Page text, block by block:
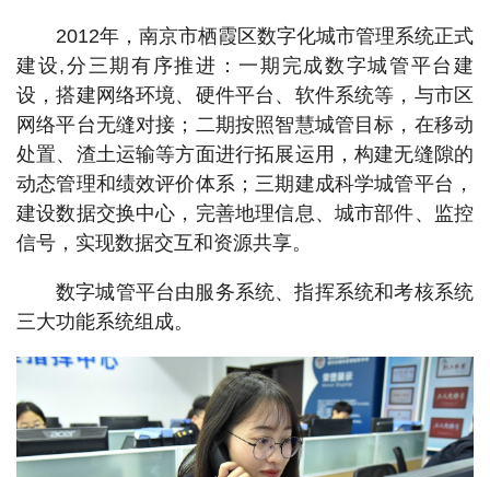
2012年，南京市栖霞区数字化城市管理系统正式
建设,分三期有序推进：一期完成数字城管平台建
设，搭建网络环境、硬件平台、软件系统等，与市区
网络平台无缝对接；二期按照智慧城管目标，在移动
处置、渣土运输等方面进行拓展运用，构建无缝隙的
动态管理和绩效评价体系；三期建成科学城管平台，
建设数据交换中心，完善地理信息、城市部件、监控
信号，实现数据交互和资源共享。
数字城管平台由服务系统、指挥系统和考核系统
三大功能系统组成。